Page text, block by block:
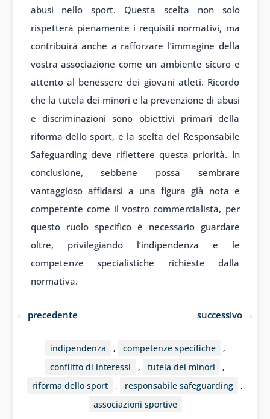
abusi nello sport. Questa scelta non solo
rispetterà pienamente i requisiti normativi, ma
contribuirà anche a rafforzare l’immagine della
vostra associazione come un ambiente sicuro e
attento al benessere dei giovani atleti. Ricordo
che la tutela dei minori e la prevenzione di abusi
e discriminazioni sono obiettivi primari della
riforma dello sport, e la scelta del Responsabile
Safeguarding deve riflettere questa priorità. In
conclusione, sebbene possa sembrare
vantaggioso affidarsi a una figura già nota e
competente come il vostro commercialista, per
questo ruolo specifico è necessario guardare
oltre, privilegiando l’indipendenza e le
competenze specialistiche richieste dalla
normativa.
← precedente successivo →
indipendenza , competenze specifiche
,
conflitto di interessi
, tutela dei minori
,
riforma dello sport
, responsabile safeguarding
,
associazioni sportive